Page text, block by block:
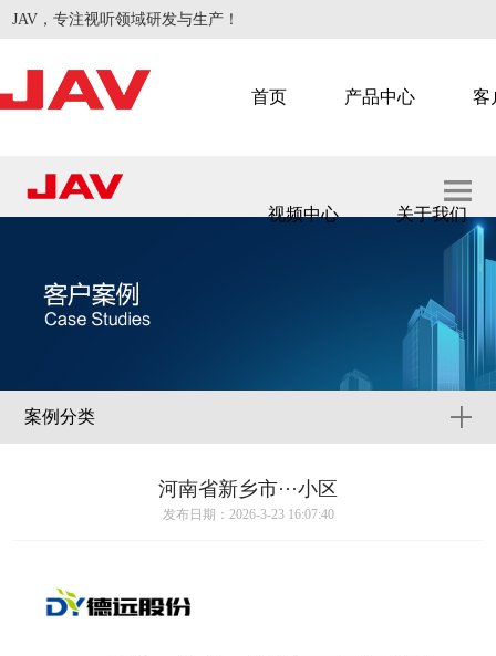
JAV，专注视听领域研发与生产！
首页 产品中心 客
视频中心 关于我们
案例分类
河南省新乡市···小区
发布日期：2026-3-23 16:07:40